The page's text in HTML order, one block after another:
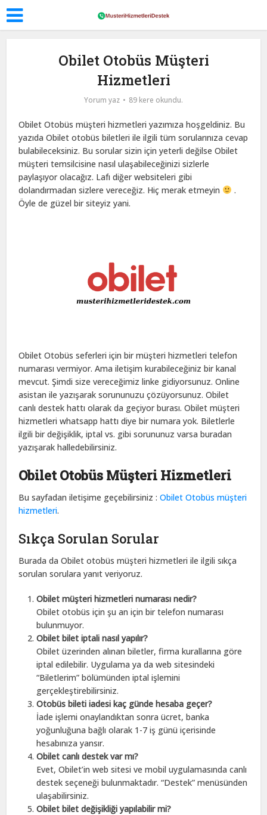
Obilet Otobüs Müşteri
Hizmetleri
Yorum yaz 89 kere okundu.
Obilet Otobüs müşteri hizmetleri yazımıza hoşgeldiniz. Bu
yazıda Obilet otobüs biletleri ile ilgili tüm sorularınıza cevap
bulabileceksiniz. Bu sorular sizin için yeterli değilse Obilet
müşteri temsilcisine nasıl ulaşabileceğinizi sizlerle
paylaşıyor olacağız. Lafı diğer websiteleri gibi
dolandırmadan sizlere vereceğiz. Hiç merak etmeyin
.
Öyle de güzel bir siteyiz yani.
Obilet Otobüs seferleri için bir müşteri hizmetleri telefon
numarası vermiyor. Ama iletişim kurabileceğiniz bir kanal
mevcut. Şimdi size vereceğimiz linke gidiyorsunuz. Online
asistan ile yazışarak sorununuzu çözüyorsunuz. Obilet
canlı destek hattı olarak da geçiyor burası. Obilet müşteri
hizmetleri whatsapp hattı diye bir numara yok. Biletlerle
ilgili bir değişiklik, iptal vs. gibi sorununuz varsa buradan
yazışarak halledebilirsiniz.
Obilet Otobüs Müşteri Hizmetleri
Bu sayfadan iletişime geçebilirsiniz :Obilet Otobüs müşteri
hizmetleri.
Sıkça Sorulan Sorular
Burada da Obilet otobüs müşteri hizmetleri ile ilgili sıkça
sorulan sorulara yanıt veriyoruz.
Obilet müşteri hizmetleri numarası nedir?
Obilet otobüs için şu an için bir telefon numarası
bulunmuyor.
Obilet bilet iptali nasıl yapılır?
Obilet üzerinden alınan biletler, firma kurallarına göre
iptal edilebilir. Uygulama ya da web sitesindeki
“Biletlerim” bölümünden iptal işlemini
gerçekleştirebilirsiniz.
Otobüs bileti iadesi kaç günde hesaba geçer?
İade işlemi onaylandıktan sonra ücret, banka
yoğunluğuna bağlı olarak 1-7 iş günü içerisinde
hesabınıza yansır.
Obilet canlı destek var mı?
Evet, Obilet’in web sitesi ve mobil uygulamasında canlı
destek seçeneği bulunmaktadır. “Destek” menüsünden
ulaşabilirsiniz.
Obilet bilet değişikliği yapılabilir mi?